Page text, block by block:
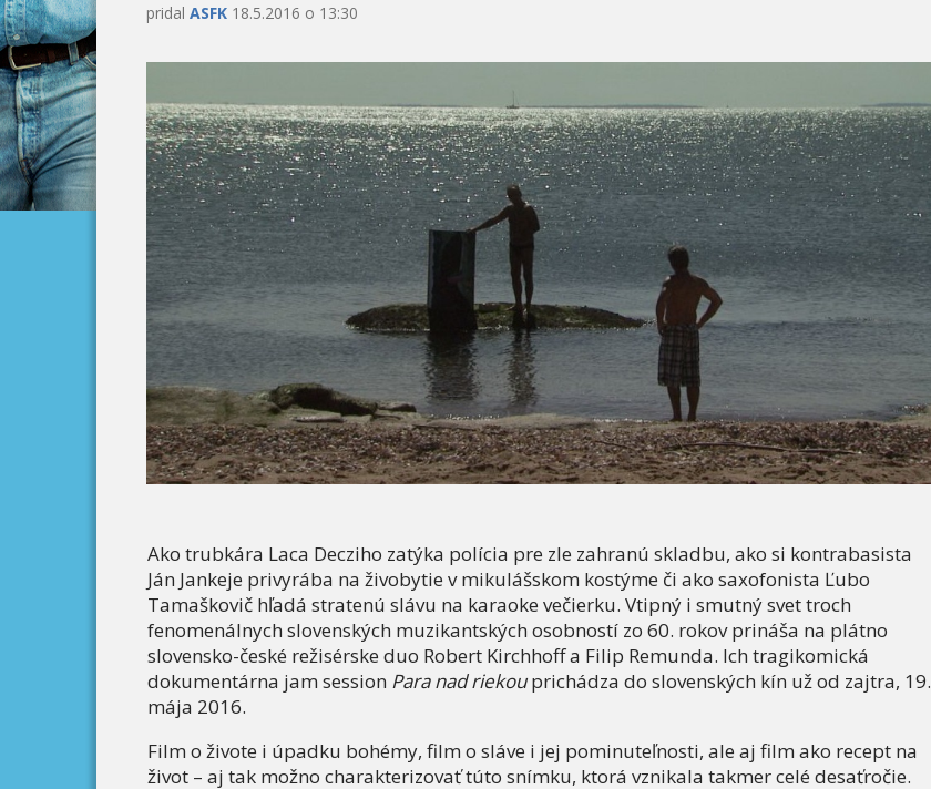
pridal ASFK 18.5.2016 o 13:30
Ako trubkára Laca Decziho zatýka polícia pre zle zahranú skladbu, ako si kontrabasista
Ján Jankeje privyrába na živobytie v mikulášskom kostýme či ako saxofonista Ľubo
Tamaškovič hľadá stratenú slávu na karaoke večierku. Vtipný i smutný svet troch
fenomenálnych slovenských muzikantských osobností zo 60. rokov prináša na plátno
slovensko-české režisérske duo Robert Kirchhoff a Filip Remunda. Ich tragikomická
dokumentárna jam session Para nad riekouprichádza do slovenských kín už od zajtra, 19.
mája 2016.
Film o živote i úpadku bohémy, film o sláve i jej pominuteľnosti, ale aj film ako recept na
život – aj tak možno charakterizovať túto snímku, ktorá vznikala takmer celé desaťročie.